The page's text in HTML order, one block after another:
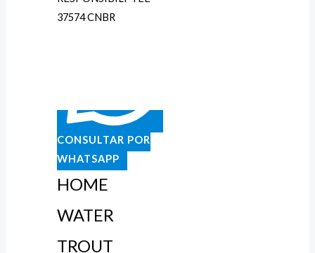
CONSULTAR POR
WHATSAPP
HOME
WATER
TROUT